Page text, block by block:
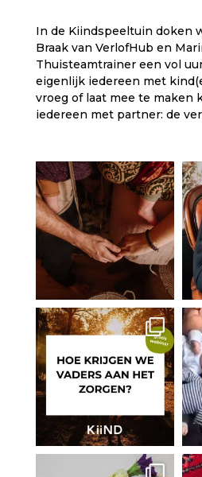
In de Kiindspeeltuin doken
Braak van VerlofHub en
Thuisteamtrainer een vol
eigenlijk iedereen met
vroeg of laat mee te maken
iedereen met partner: de